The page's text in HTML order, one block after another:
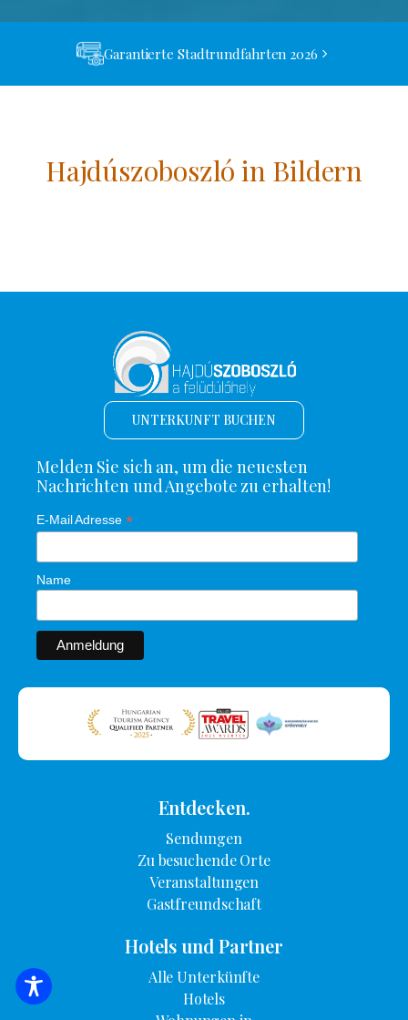
Garantierte Stadtrundfahrten 2026
Hajdúszoboszló in Bildern
SUCHE NACH UNTERKUNFT
UNTERKUNFT BUCHEN
Melden Sie sich an, um die neuesten
Nachrichten und Angebote zu erhalten!
E-Mail Adresse *
Name
Entdecken.
Sendungen
Zu besuchende Orte
Veranstaltungen
Gastfreundschaft
Hotels und Partner
Alle Unterkünfte
Hotels